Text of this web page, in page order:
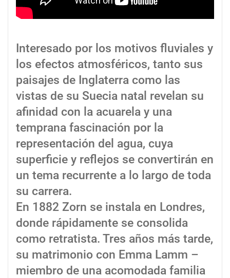
Interesado por los motivos fluviales y
los efectos atmosféricos, tanto sus
paisajes de Inglaterra como las
vistas de su Suecia natal revelan su
afinidad con la acuarela y una
temprana fascinación por la
representación del agua, cuya
superficie y reflejos se convertirán en
un tema recurrente a lo largo de toda
su carrera.
En 1882 Zorn se instala en Londres,
donde rápidamente se consolida
como retratista. Tres años más tarde,
su matrimonio con Emma Lamm –
miembro de una acomodada familia